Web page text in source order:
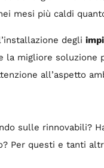
mesi più caldi
degli
la migliore
all’aspetto
sulle rinnovabili?
Per questi e tanti